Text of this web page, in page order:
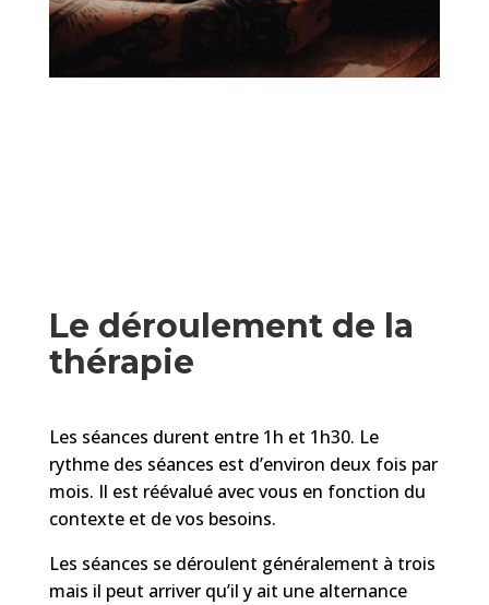
Le déroulement de la
thérapie
Les séances durent entre 1h et 1h30. Le
rythme des séances est d’environ deux fois par
mois. Il est réévalué avec vous en fonction du
contexte et de vos besoins.
Les séances se déroulent généralement à trois
mais il peut arriver qu’il y ait une alternance